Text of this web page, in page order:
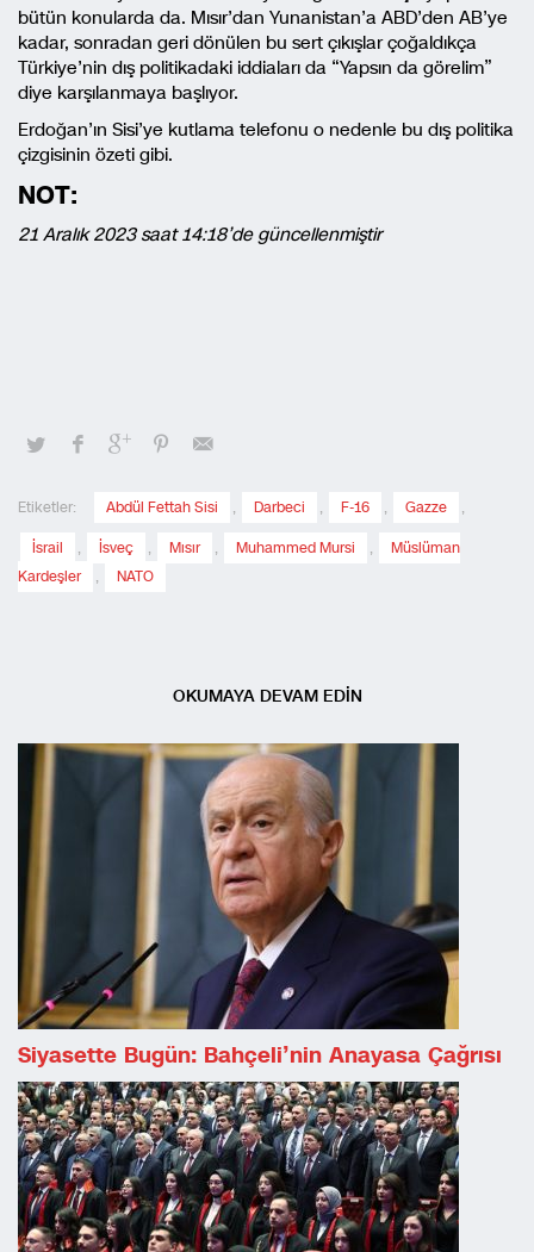
bütün konularda da. Mısır’dan Yunanistan’a ABD’den AB’ye
kadar, sonradan geri dönülen bu sert çıkışlar çoğaldıkça
Türkiye’nin dış politikadaki iddiaları da “Yapsın da görelim”
diye karşılanmaya başlıyor.
Erdoğan’ın Sisi’ye kutlama telefonu o nedenle bu dış politika
çizgisinin özeti gibi.
NOT:
21 Aralık 2023 saat 14:18’de güncellenmiştir
Etiketler: Abdül Fettah Sisi , Darbeci , F-16 , Gazze ,
İsrail , İsveç , Mısır , Muhammed Mursi ,
Müslüman
Kardeşler
, NATO
OKUMAYA DEVAM EDİN
Siyasette Bugün: Bahçeli’nin Anayasa Çağrısı